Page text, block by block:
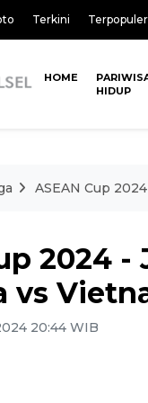
Terkini Terpopuler
HOME
HIDUP
ASEAN Cup
2024
vs
20:44 WIB